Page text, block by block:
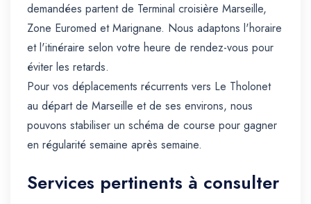
demandées partent de Terminal croisière Marseille,
Zone Euromed et Marignane. Nous adaptons l'horaire
et l'itinéraire selon votre heure de rendez-vous pour
éviter les retards.
Pour vos déplacements récurrents vers Le Tholonet
au départ de Marseille et de ses environs, nous
pouvons stabiliser un schéma de course pour gagner
en régularité semaine après semaine.
Services pertinents à consulter